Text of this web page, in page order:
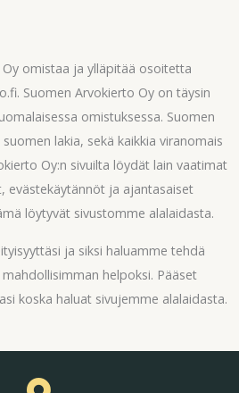
omistaa ja ylläpitää osoitetta
Suomen Arvokierto Oy on täysin
omistuksessa. Suomen
lakia, sekä kaikkia viranomais
Oy:n sivuilta löydät lain vaatimat
evästekäytännöt ja ajantasaiset
löytyvät sivustomme alalaidasta.
ja siksi haluamme tehdä
helpoksi. Pääset
koska haluat sivujemme alalaidasta.